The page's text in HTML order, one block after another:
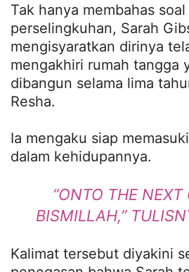
Tak hanya membahas
perselingkuhan, Sarah
mengisyaratkan dirinya
mengakhiri rumah tangga
dibangun selama lima
Resha.
Ia mengaku siap
dalam kehidupannya.
“ONTO THE NEXT
BISMILLAH,”
Kalimat tersebut diyakini